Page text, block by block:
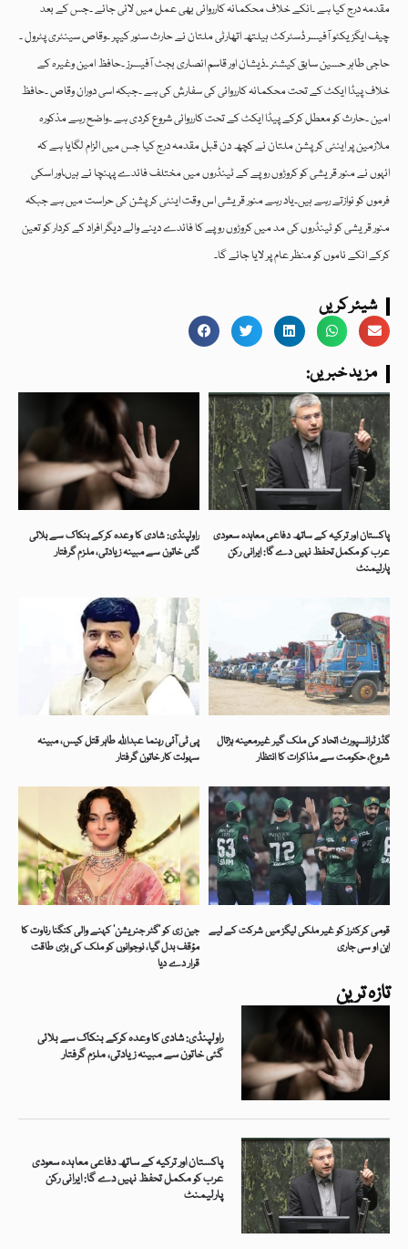
تازہ ترین
راولپنڈی: شادی کا وعدہ کرکے بنکاک سے بلائی
گئی خاتون سے مبینہ زیادتی، ملزم گرفتار
پاکستان اور ترکیہ کے ساتھ دفاعی معاہدہ سعودی
عرب کو مکمل تحفظ نہیں دے گا: ایرانی رکن
پارلیمنٹ
مقدمہ درج کیا ہے ۔انکے خلاف محکمانہ کارروائی بھی عمل میں لائی جائے ۔جس کے بعد
چیف ایگزیکٹو آفیسر ڈسٹرکٹ ہیلتھ اتھارٹی ملتان نے حارث سٹور کیپر ۔وقاص سینٹری پٹرول ۔
حاجی طاہر حسین سابق کیشئر ۔ذیشان اور قاسم انصاری بجٹ آفیسرز ۔حافظ امین وغیرہ کے
خلاف پیڈا ایکٹ کے تحت محکمانہ کارروائی کی سفارش کی ہے ۔جبکہ اسی دوران وقاص ۔حافظ
امین ۔حارث کو معطل کرکے پیڈا ایکٹ کے تحت کارروائی شروع کردی ہے ۔واضح رہے مذکورہ
ملازمین پر اینٹی کرپشن ملتان نے کچھ دن قبل مقدمہ درج کیا جس میں الزام لگایا ہے کہ
انہوں نے منور قریشی کو کروڑوں روپے کے ٹینڈروں میں مختلف فائدے پہنچا ئے ہیںاور اسکی
فرموں کو نوازتے رہے ہیں۔یاد رہے منور قریشی اس وقت اینٹی کرپشن کی حراست میں ہے جبکہ
منور قریشی کو ٹینڈروں کی مد میں کروڑوں روپے کا فائدے دینے والے دیگر افراد کے کردار کو تعین
کرکے انکے ناموں کو منظر عام پر لایا جائے گا۔
شیئر کریں
:مزید خبریں
راولپنڈی: شادی کا وعدہ کرکے بنکاک سے بلائی
گئی خاتون سے مبینہ زیادتی، ملزم گرفتار
پاکستان اور ترکیہ کے ساتھ دفاعی معاہدہ سعودی
عرب کو مکمل تحفظ نہیں دے گا: ایرانی رکن
پارلیمنٹ
پی ٹی آئی رہنما عبداللہ طاہر قتل کیس، مبینہ
سہولت کار خاتون گرفتار
گڈز ٹرانسپورٹ اتحاد کی ملک گیر غیرمعینہ ہڑتال
شروع، حکومت سے مذاکرات کا انتظار
جین زی کو ’گٹر جنریشن‘ کہنے والی کنگنا رناوت کا
مؤقف بدل گیا، نوجوانوں کو ملک کی بڑی طاقت
قرار دے دیا
قومی کرکٹرز کو غیر ملکی لیگز میں شرکت کے لیے
این او سی جاری